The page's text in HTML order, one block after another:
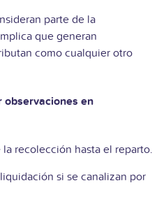
parte de la
que generan
como cualquier otro
observaciones en
recolección hasta el reparto.
si se canalizan por